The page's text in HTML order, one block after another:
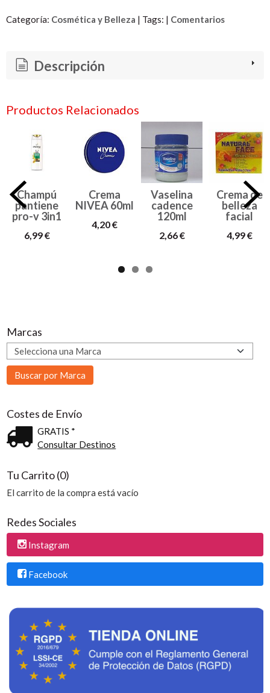
Marcas
Costes de Envío
GRATIS *
Consultar Destinos
Tu Carrito (0)
El carrito de la compra está vacío
Redes Sociales
Instagram
Facebook
Categoría: Cosmética y Belleza | Tags: | Comentarios
Descripción
Productos Relacionados
Champú
pantiene
pro-v 3in1
6,99 €
Crema
NIVEA 60ml
4,20 €
Vaselina
cadence
120ml
2,66 €
Crema de
belleza
facial
4,99 €